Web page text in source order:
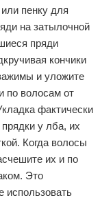
пенку для
на затылочной
пряди
кончики
и уложите
по волосам от
фактически
у лба, их
Когда волосы
их и по
Это
использовать